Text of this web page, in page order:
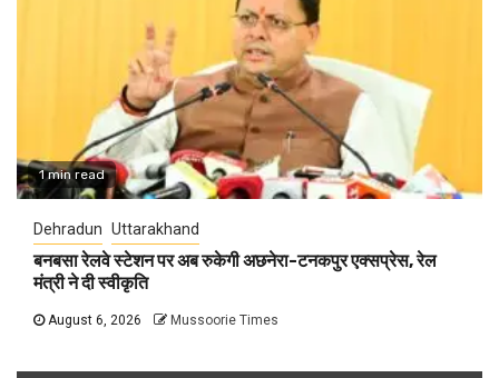
1 min read
Dehradun Uttarakhand
बनबसा रेलवे स्टेशन पर अब रुकेगी अछनेरा-टनकपुर एक्सप्रेस, रेल
मंत्री ने दी स्वीकृति
August 6, 2026 Mussoorie Times